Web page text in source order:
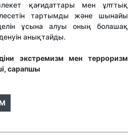
қағидаттары мен ұлттық
тартымды және шынайы
ұсына алуы оның болашақ
анықтайды.
экстремизм мен терроризм
сарапшы